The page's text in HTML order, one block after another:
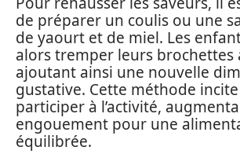
de préparer un coulis ou une
de yaourt et de miel. Les
alors tremper leurs brochettes
ajoutant ainsi une nouvelle
gustative. Cette méthode
participer à l’activité,
engouement pour une
équilibrée.